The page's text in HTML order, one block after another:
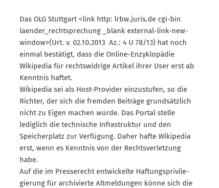
Das OLG Stuttgart <link http: lrbw.​juris.​de cgi-bin
laender_­recht­spre­chung _blank external-link-new-
window>(Urt. v. 02.10.2013 Az.: 4 U 78/13) hat noch
einmal bestätigt, dass die Online-Enzyklo­pädie
Wikipedia für rechts­widrige Artikel ihrer User erst ab
Kenntnis haftet.
Wikipedia sei als Host-Provider einzu­stufen, so die
Richter, der sich die fremden Beiträge grund­sätzlich
nicht zu Eigen machen würde. Das Portal stelle
lediglich die technische Infra­struktur und den
Speicher­platz zur Verfügung. Daher hafte Wikipedia
erst, wenn es Kenntnis von der Rechts­ver­letzung
habe.
Auf die im Presse­recht entwi­ckelte Haftungs­pri­vi­le­
gierung für archi­vierte Altmel­dungen könne sich die